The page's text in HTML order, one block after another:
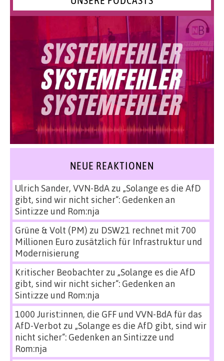
NEUE REAKTIONEN
Ulrich Sander, VVN-BdAzu „Solange es die AfD
gibt, sind wir nicht sicher“: Gedenken an
Sinti:zze und Rom:nja
Grüne & Volt (PM) zu DSW21 rechnet mit 700
Millionen Euro zusätzlich für Infrastruktur und
Modernisierung
Kritischer Beobachterzu „Solange es die AfD
gibt, sind wir nicht sicher“: Gedenken an
Sinti:zze und Rom:nja
1000 Jurist:innen, die GFF und VVN-BdA für das
AfD-Verbot zu „Solange es die AfD gibt, sind wir
nicht sicher“: Gedenken an Sinti:zze und
Rom:nja